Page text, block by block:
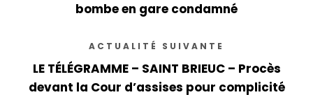
bombe en gare condamné
ACTUALITÉ SUIVANTE
LE TÉLÉGRAMME – SAINT BRIEUC – Procès
devant la Cour d’assises pour complicité